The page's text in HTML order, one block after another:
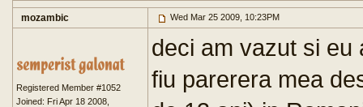
mozambic Wed Mar 25 2009, 10:23PM
Registered Member #1052
Joined: Fri Apr 18 2008,
deci am vazut si eu
fiu parerera mea